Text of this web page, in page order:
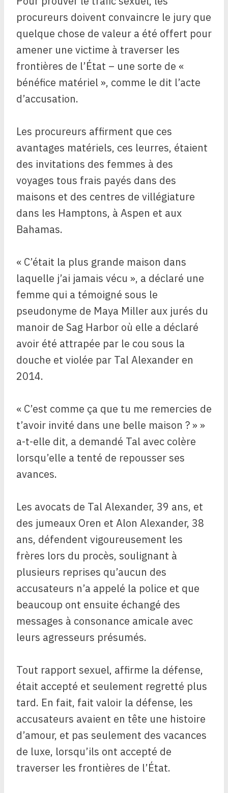
procureurs doivent convaincre le jury que
quelque chose de valeur a été offert pour
amener une victime à traverser les
frontières de l’État – une sorte de «
bénéfice matériel », comme le dit l’acte
d’accusation.
Les procureurs affirment que ces
avantages matériels, ces leurres, étaient
des invitations des femmes à des
voyages tous frais payés dans des
maisons et des centres de villégiature
dans les Hamptons, à Aspen et aux
Bahamas.
« C’était la plus grande maison dans
laquelle j’ai jamais vécu », a déclaré une
femme qui a témoigné sous le
pseudonyme de Maya Miller aux jurés du
manoir de Sag Harbor où elle a déclaré
avoir été attrapée par le cou sous la
douche et violée par Tal Alexander en
2014.
« C’est comme ça que tu me remercies de
t’avoir invité dans une belle maison ? » »
a-t-elle dit, a demandé Tal avec colère
lorsqu’elle a tenté de repousser ses
avances.
Les avocats de Tal Alexander, 39 ans, et
des jumeaux Oren et Alon Alexander, 38
ans, défendent vigoureusement les
frères lors du procès, soulignant à
plusieurs reprises qu’aucun des
accusateurs n’a appelé la police et que
beaucoup ont ensuite échangé des
messages à consonance amicale avec
leurs agresseurs présumés.
Tout rapport sexuel, affirme la défense,
était accepté et seulement regretté plus
tard. En fait, fait valoir la défense, les
accusateurs avaient en tête une histoire
d’amour, et pas seulement des vacances
de luxe, lorsqu’ils ont accepté de
traverser les frontières de l’État.